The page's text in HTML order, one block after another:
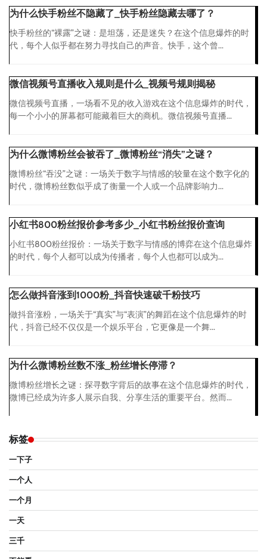
为什么快手粉丝不隐藏了_快手粉丝隐藏去哪了？
快手粉丝的“裸露”之谜：是坦荡，还是迷失？在这个信息爆炸的时
代，每个人似乎都在努力寻找自己的声音。快手，这个曾...
微信视频号直播收入规则是什么_视频号规则揭秘
微信视频号直播，一场看不见的收入游戏在这个信息爆炸的时代，
每一个小小的屏幕都可能藏着巨大的商机。微信视频号直播...
为什么微博粉丝会被吞了_微博粉丝“消失”之谜？
微博粉丝“吞没”之谜：一场关于数字与情感的较量在这个数字化的
时代，微博粉丝数似乎成了衡量一个人或一个品牌影响力...
小红书800粉丝报价参考多少_小红书粉丝报价查询
小红书800粉丝报价：一场关于数字与情感的博弈在这个信息爆炸
的时代，每个人都可以成为传播者，每个人也都可以成为...
怎么做抖音涨到1000粉_抖音快速破千粉技巧
做抖音涨粉，一场关于“真实”与“表演”的舞蹈在这个信息爆炸的时
代，抖音已经不仅仅是一个娱乐平台，它更像是一个舞...
为什么微博粉丝数不涨_粉丝增长停滞？
微博粉丝增长之谜：探寻数字背后的故事在这个信息爆炸的时代，
微博已经成为许多人展示自我、分享生活的重要平台。然而...
标签
一下子
一个人
一个月
一天
三千